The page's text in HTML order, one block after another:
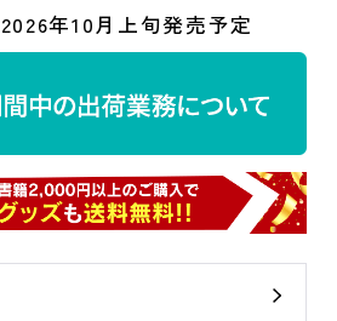
2026年10月上旬発売予定